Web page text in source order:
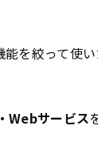
を絞って使
・Webサービス